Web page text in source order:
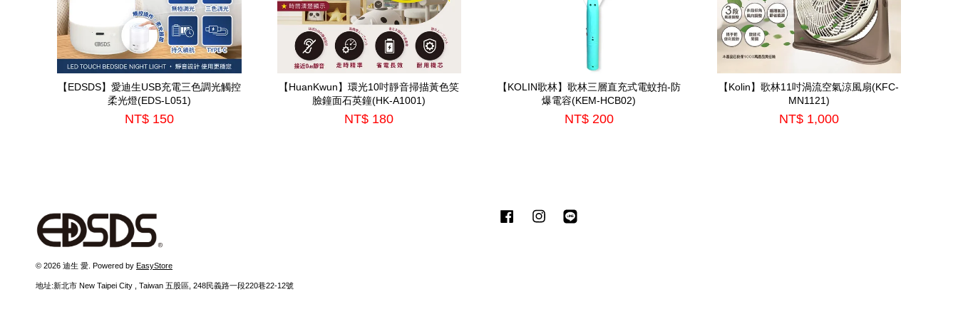
【EDSDS】愛迪生USB充電三色調光觸控
柔光燈(EDS-L051)
NT$ 150
【HuanKwun】環光10吋靜音掃描黃色笑
臉鐘面石英鐘(HK-A1001)
NT$ 180
【KOLIN歌林】歌林三層直充式電蚊拍-防
爆電容(KEM-HCB02)
NT$ 200
【Kolin】歌林11吋渦流空氣涼風扇(KFC-
MN1121)
NT$ 1,000
© 2026 迪生 愛. Powered by EasyStore
地址:新北市 New Taipei City , Taiwan 五股區, 248民義路一段220巷22-12號
Facebook Instagram